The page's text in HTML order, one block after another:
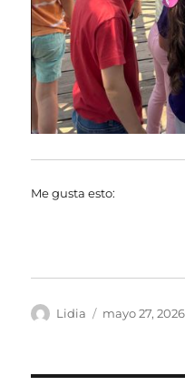
Me gusta esto:
Autor
Lidia
Publicado
mayo 27, 2026